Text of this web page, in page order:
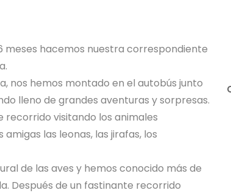
meses hacemos nuestra correspondiente
nos hemos montado en el autobús junto
lleno de grandes aventuras y sorpresas.
visitando los animales
las leonas, las jirafas, los
de las aves y hemos conocido más de
Después de un fastinante recorrido